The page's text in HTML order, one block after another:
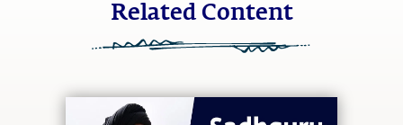
Related Content